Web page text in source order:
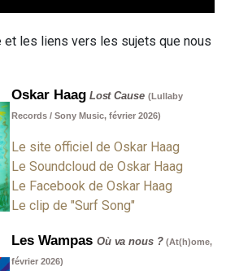
et les liens vers les sujets que nous
Oskar Haag Lost Cause (Lullaby
Records / Sony Music, février 2026)
Le site officiel de Oskar Haag
Le Soundcloud de Oskar Haag
Le Facebook de Oskar Haag
Le clip de "Surf Song"
Les Wampas Où va nous ?(At(h)ome,
février 2026)